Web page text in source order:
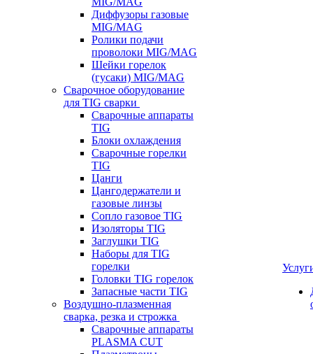
Диффузоры газовые
MIG/MAG
Ролики подачи
проволоки MIG/MAG
Шейки горелок
(гусаки) MIG/MAG
Сварочное оборудование
для TIG сварки
Сварочные аппараты
TIG
Блоки охлаждения
Сварочные горелки
TIG
Цанги
Цангодержатели и
газовые линзы
Сопло газовое TIG
Изоляторы TIG
Заглушки TIG
Наборы для TIG
горелки
Головки TIG горелок
Запасные части TIG
Воздушно-плазменная
сварка, резка и строжка
Сварочные аппараты
PLASMA CUT